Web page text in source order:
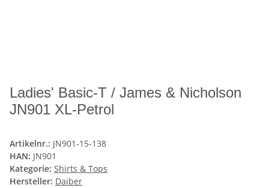
Ladies' Basic-T / James & Nicholson
JN901 XL-Petrol
Artikelnr.: JN901-15-138
HAN: JN901
Kategorie: Shirts & Tops
Hersteller: Daiber